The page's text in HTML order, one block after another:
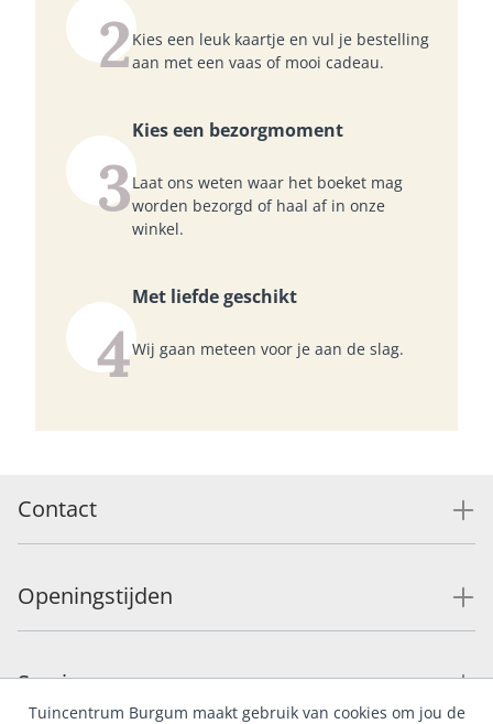
2Kies een leuk kaartje en vul je bestelling
aan met een vaas of mooi cadeau.
3
Kies een bezorgmoment
Laat ons weten waar het boeket mag
worden bezorgd of haal af in onze
winkel.
4
Met liefde geschikt
Wij gaan meteen voor je aan de slag.
Contact
Openingstijden
Service
Tuincentrum Burgum maakt gebruik van cookies om jou de